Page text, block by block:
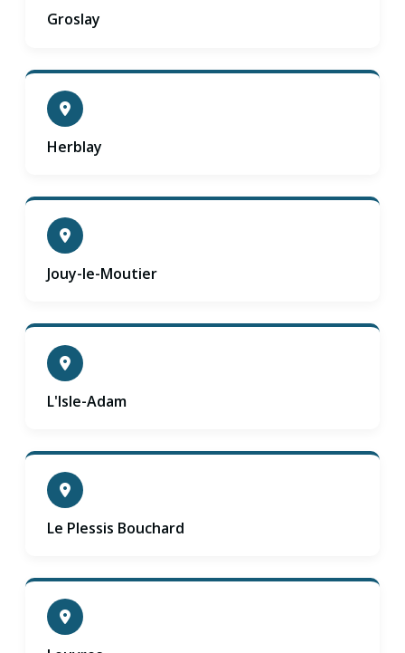
Groslay
Herblay
Jouy-le-Moutier
L'Isle-Adam
Le Plessis Bouchard